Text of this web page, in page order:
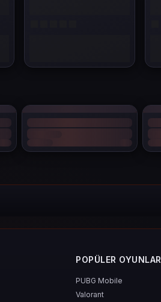
POPÜLER OYUNLAR
PUBG Mobile
Valorant